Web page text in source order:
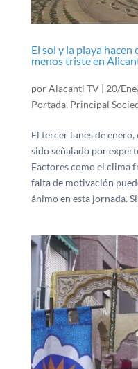
El sol y la playa
menos triste en
porAlacanti TV| 20/
Portada, Principal
El tercer lunes de
sido señalado por
Factores como el clima
falta de motivación
ánimo en esta jornada.